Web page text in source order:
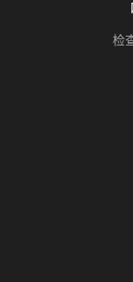
检